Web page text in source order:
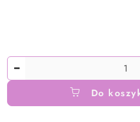
Ilość
Do